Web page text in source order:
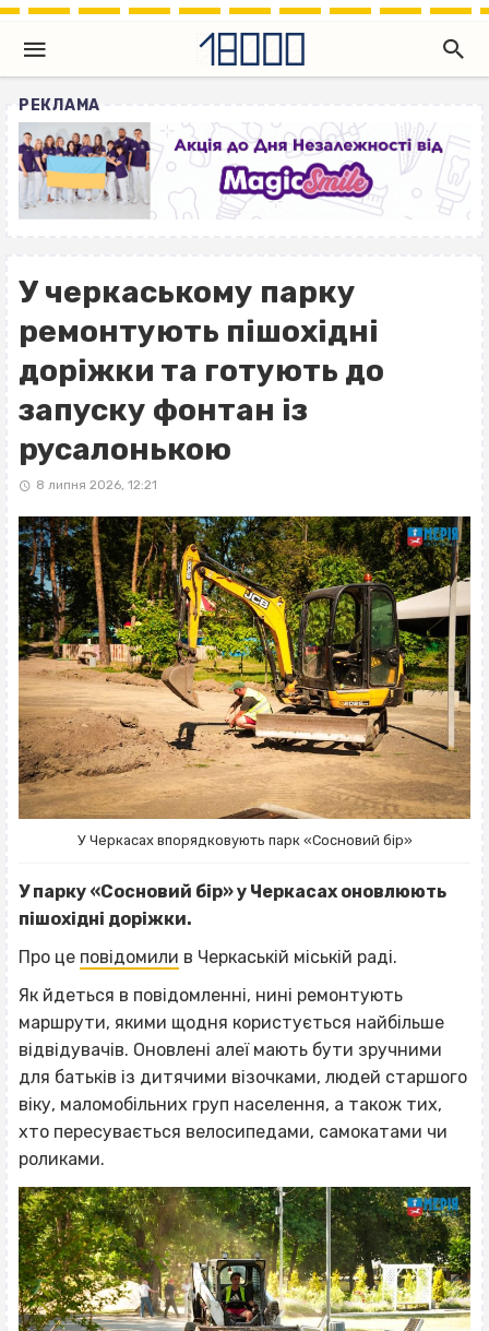
РЕКЛАМА
У черкаському парку
ремонтують пішохідні
доріжки та готують до
запуску фонтан із
русалонькою
8 липня 2026, 12:21
У Черкасах впорядковують парк «Сосновий бір»
У парку «Сосновий бір» у Черкасах оновлюють
пішохідні доріжки.
Про це повідомили в Черкаській міській раді.
Як йдеться в повідомленні, нині ремонтують
маршрути, якими щодня користується найбільше
відвідувачів. Оновлені алеї мають бути зручними
для батьків із дитячими візочками, людей старшого
віку, маломобільних груп населення, а також тих,
хто пересувається велосипедами, самокатами чи
роликами.